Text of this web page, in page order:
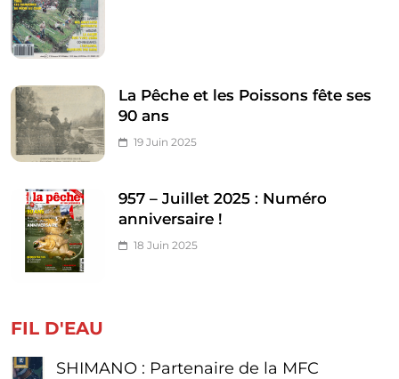
La Pêche et les Poissons fête ses
90 ans
19 Juin 2025
957 – Juillet 2025 : Numéro
anniversaire !
18 Juin 2025
FIL D'EAU
SHIMANO : Partenaire de la MFC